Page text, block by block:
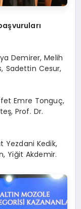
Demirer, Melih
Sadettin Cesur,
Emre Tonguç,
Prof. Dr.
Yezdani Kedik,
Yiğit Akdemir.